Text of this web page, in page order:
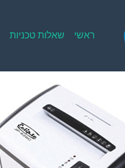
ראשי שאלות טכניות